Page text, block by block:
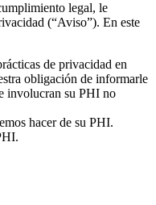
legal, le
(“Aviso”). En este
de privacidad en
obligación de informarle
involucran su PHI no
hacer de su PHI.